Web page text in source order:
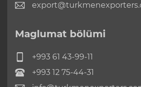
Maglumat bölümi
+993 61 43-99-11
+993 12 75-44-31